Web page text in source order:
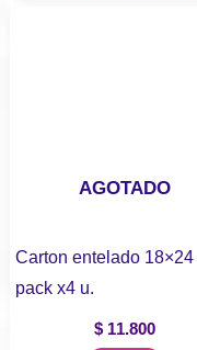
AGOTADO
Carton entelado 18×24
pack x4 u.
$ 11.800